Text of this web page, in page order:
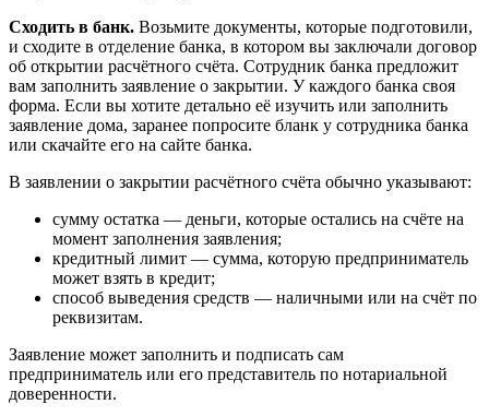
Сходить в банк. Возьмите документы, которые подготовили,
и сходите в отделение банка, в котором вы заключали договор
об открытии расчётного счёта. Сотрудник банка предложит
вам заполнить заявление о закрытии. У каждого банка своя
форма. Если вы хотите детально её изучить или заполнить
заявление дома, заранее попросите бланк у сотрудника банка
или скачайте его на сайте банка.
В заявлении о закрытии расчётного счёта обычно указывают:
сумму остатка — деньги, которые остались на счёте на
момент заполнения заявления;
кредитный лимит — сумма, которую предприниматель
может взять в кредит;
способ выведения средств — наличными или на счёт по
реквизитам.
Заявление может заполнить и подписать сам
предприниматель или его представитель по нотариальной
доверенности.